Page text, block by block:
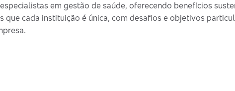
em gestão de saúde, oferecendo benefícios
que cada instituição é única, com desafios e objetivos